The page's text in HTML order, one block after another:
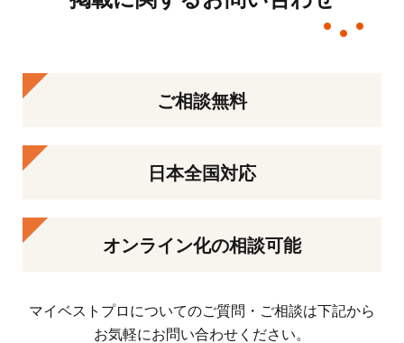
ご相談無料
日本全国対応
オンライン化の相談可能
マイベストプロについてのご質問・ご相談は下記から
お気軽にお問い合わせください。